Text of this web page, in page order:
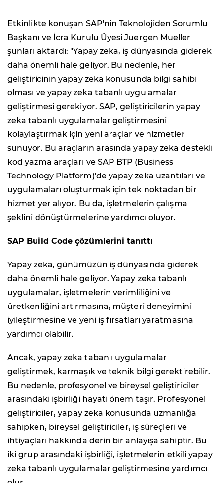
Etkinlikte konuşan SAP'nin Teknolojiden Sorumlu
Başkanı ve İcra Kurulu Üyesi Juergen Mueller
şunları aktardı: "Yapay zeka, iş dünyasında giderek
daha önemli hale geliyor. Bu nedenle, her
geliştiricinin yapay zeka konusunda bilgi sahibi
olması ve yapay zeka tabanlı uygulamalar
geliştirmesi gerekiyor. SAP, geliştiricilerin yapay
zeka tabanlı uygulamalar geliştirmesini
kolaylaştırmak için yeni araçlar ve hizmetler
sunuyor. Bu araçların arasında yapay zeka destekli
kod yazma araçları ve SAP BTP (Business
Technology Platform)'de yapay zeka uzantıları ve
uygulamaları oluşturmak için tek noktadan bir
hizmet yer alıyor. Bu da, işletmelerin çalışma
şeklini dönüştürmelerine yardımcı oluyor.
SAP Build Codeçözümlerini tanıttı
Yapay zeka, günümüzün iş dünyasında giderek
daha önemli hale geliyor. Yapay zeka tabanlı
uygulamalar, işletmelerin verimliliğini ve
üretkenliğini artırmasına, müşteri deneyimini
iyileştirmesine ve yeni iş fırsatları yaratmasına
yardımcı olabilir.
Ancak, yapay zeka tabanlı uygulamalar
geliştirmek, karmaşık ve teknik bilgi gerektirebilir.
Bu nedenle, profesyonel ve bireysel geliştiriciler
arasındaki işbirliği hayati önem taşır. Profesyonel
geliştiriciler, yapay zeka konusunda uzmanlığa
sahipken, bireysel geliştiriciler, iş süreçleri ve
ihtiyaçları hakkında derin bir anlayışa sahiptir. Bu
iki grup arasındaki işbirliği, işletmelerin etkili yapay
zeka tabanlı uygulamalar geliştirmesine yardımcı